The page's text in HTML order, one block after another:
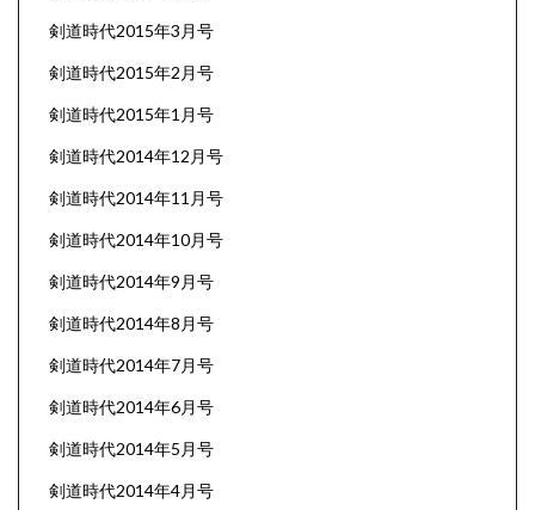
剣道時代2015年3月号
剣道時代2015年2月号
剣道時代2015年1月号
剣道時代2014年12月号
剣道時代2014年11月号
剣道時代2014年10月号
剣道時代2014年9月号
剣道時代2014年8月号
剣道時代2014年7月号
剣道時代2014年6月号
剣道時代2014年5月号
剣道時代2014年4月号